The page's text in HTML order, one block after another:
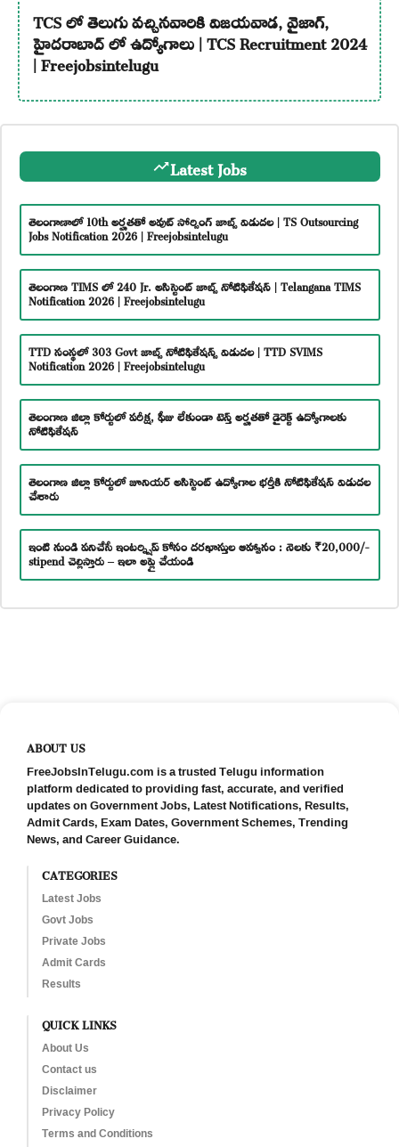
TCS లో తెలుగు వచ్చినవారికి విజయవాడ, వైజాగ్,
హైదరాబాద్ లో ఉద్యోగాలు | TCS Recruitment 2024
| Freejobsintelugu
Latest Jobs
తెలంగాణాలో 10th అర్హతతో అవుట్ సోర్సింగ్ జాబ్స్ విడుదల | TS Outsourcing
Jobs Notification 2026 | Freejobsintelugu
తెలంగాణ TIMS లో 240 Jr. అసిస్టెంట్ జాబ్స్ నోటిఫికేషన్ | Telangana TIMS
Notification 2026 | Freejobsintelugu
TTD సంస్థలో 303 Govt జాబ్స్ నోటిఫికేషన్స్ విడుదల | TTD SVIMS
Notification 2026 | Freejobsintelugu
తెలంగాణ జిల్లా కోర్టులో పరీక్ష, ఫీజు లేకుండా టెన్త్ అర్హతతో డైరెక్ట్ ఉద్యోగాలకు
నోటిఫికేషన్
తెలంగాణ జిల్లా కోర్టులో జూనియర్ అసిస్టెంట్ ఉద్యోగాల భర్తీకి నోటిఫికేషన్ విడుదల
చేశారు
ఇంటి నుండి పనిచేసే ఇంటర్న్షిప్ కోసం దరఖాస్తుల ఆహ్వానం : నెలకు ₹20,000/-
stipend చెల్లిస్తారు – ఇలా అప్లై చేయండి
ABOUT US
FreeJobsInTelugu.com is a trusted Telugu information
platform dedicated to providing fast, accurate, and verified
updates on Government Jobs, Latest Notifications, Results,
Admit Cards, Exam Dates, Government Schemes, Trending
News, and Career Guidance.
CATEGORIES
Latest Jobs
Govt Jobs
Private Jobs
Admit Cards
Results
QUICK LINKS
About Us
Contact us
Disclaimer
Privacy Policy
Terms and Conditions